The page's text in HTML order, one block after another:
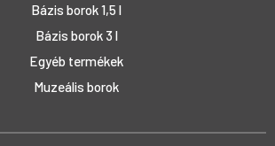
Bázis borok 1,5 l
Bázis borok 3 l
Egyéb termékek
Muzeális borok